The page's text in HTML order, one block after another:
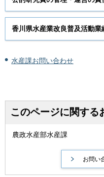
香川県水産業改良普及活動業
水産課お問い合わせ
このページに関する
農政水産部水産課